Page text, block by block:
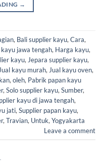
→
, Bali supplier kayu, Cara,
jawa tengah, Harga kayu,
kayu, Jepara supplier kayu,
Jual kayu murah, Jual kayu oven,
, oleh, Pabrik papan kayu
, Solo supplier kayu, Sumber,
kayu di jawa tengah,
jati, Supplier papan kayu,
, Travian, Untuk, Yogyakarta
Leave a comment